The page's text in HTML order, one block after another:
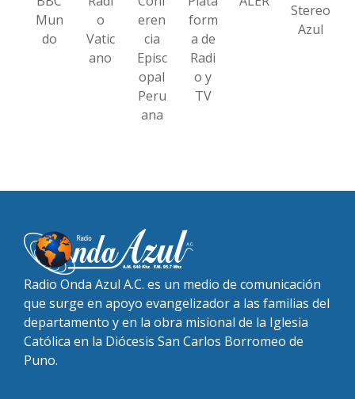
Mun
do
o
Vatic
ano
eren
cia
Episc
opal
Peru
ana
form
a de
Radi
o y
TV
Stereo
Azul
Radio Onda Azul A.C. es un medio de comunicación
que surge en apoyo evangelizador a las familias del
departamento y en la obra misional de la Iglesia
Católica en la Diócesis San Carlos Borromeo de
Puno.